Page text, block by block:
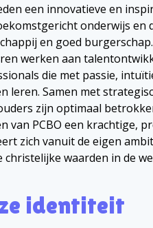
een innovatieve en
onderwijs en
en goed
werken aan
die met passie,
leren. Samen met
zijn optimaal
van PCBO een krachtige,
zich vanuit de eigen
christelijke waarden in de
identiteit